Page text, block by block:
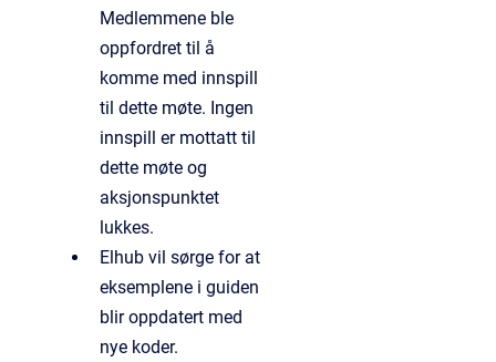
Medlemmene ble
oppfordret til å
komme med innspill
til dette møte. Ingen
innspill er mottatt til
dette møte og
aksjonspunktet
lukkes.
Elhub vil sørge for at
eksemplene i guiden
blir oppdatert med
nye koder.